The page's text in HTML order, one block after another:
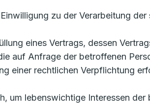
zu der Verarbeitung
eines Vertrags, dessen
auf Anfrage der betroffenen
einer rechtlichen Verpflichtung
um lebenswichtige Interessen